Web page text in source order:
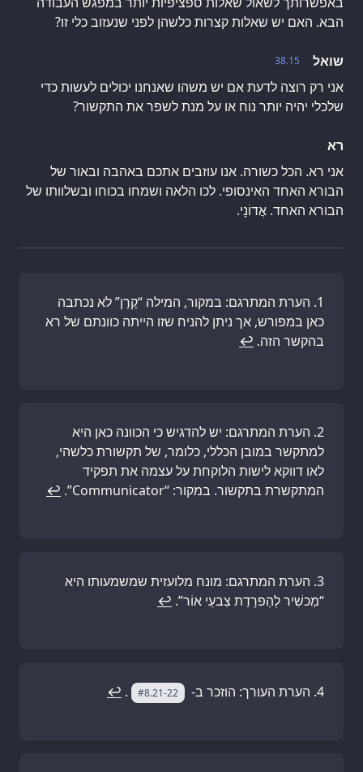
הבא. האם יש שאלות קצרות כלשהן לפני שנעזוב כלי זו?
38.15
שואל
אני רק רוצה לדעת אם יש משהו שאנחנו יכולים לעשות כדי
שלכלי יהיה יותר נוח או על מנת לשפר את התקשור?
רא
אני רא. הכל כשורה. אנו עוזבים אתכם באהבה ובאור של
הבורא האחד האינסופי. לכו הלאה ושמחו בכוחו ובשלוותו של
הבורא האחד. אֲדוֹנָי.
הערת המתרגם: במקור, המילה “קֶרֶן” לא נכתבה
כאן במפורש, אך ניתן להניח שזו הייתה כוונתם של רא
בהקשר הזה. ↩
הערת המתרגם: יש להדגיש כי הכוונה כאן היא
למתקשר במובן הכללי, כלומר, של תקשורת כלשהי,
לאו דווקא לישות הלוקחת על עצמה את תפקיד
המתקשרת בתקשור. במקור: “Communicator”.
↩
הערת המתרגם: מונח מלועזית שמשמעותו היא
“מַכשִׁיר לְהַפרָדַת צִבעֵי אוֹר”. ↩
הערת העורך: הוזכר ב- #8.21-22
.
↩